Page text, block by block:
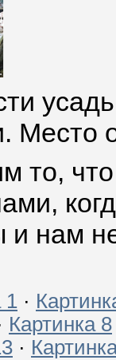
Место
то,
нам
1 ·
Картинка 8
·